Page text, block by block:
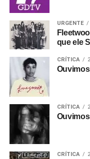
URGENTE
que ele
CRÍTICA
CRÍTICA
CRÍTICA